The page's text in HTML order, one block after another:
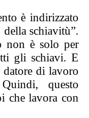
è indirizzato
schiavitù”.
non è solo per
gli schiavi. E
di lavoro
questo
che lavora con